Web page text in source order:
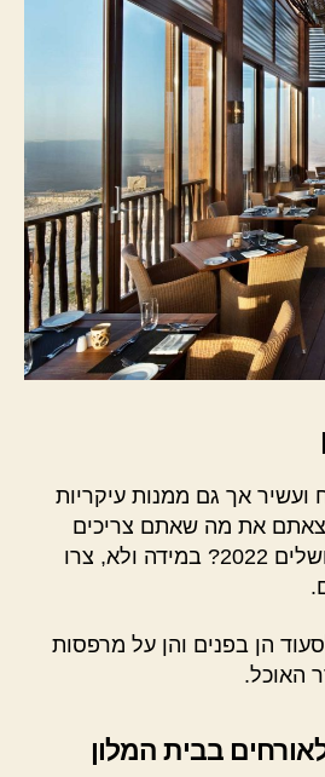
ועשיר אך גם ממנות עיקריות
את מה שאתם צריכים
בעניין מלונות ליום ירושלים 2022? במידה ולא, צרו
הן בפנים והן על מרפסות
האוכל.
בבית המלון